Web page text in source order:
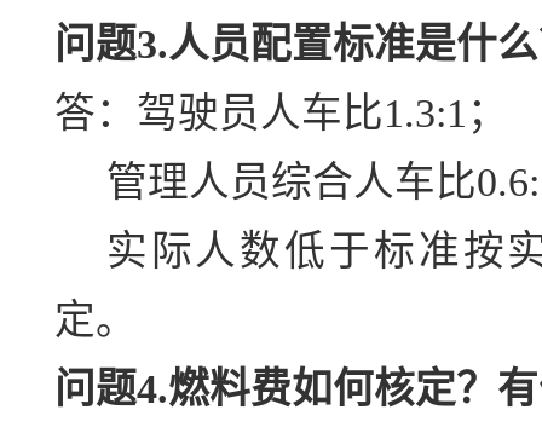
问题3.人员配置标准是什
答：驾驶员人车比1.3:1；
管理人员综合人车比
实际人数低于标准按
定。
问题4.燃料费如何核定？